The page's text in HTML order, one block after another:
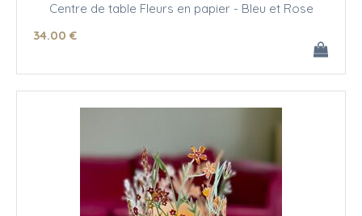
Centre de table Fleurs en papier - Bleu et Rose
34.00 €